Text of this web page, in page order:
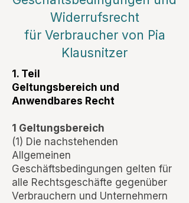
Widerrufsrecht
für Verbraucher von Pia
Klausnitzer
1. Teil
Geltungsbereich und
Anwendbares Recht
1 Geltungsbereich
(1) Die nachstehenden
Allgemeinen
Geschäftsbedingungen gelten für
alle Rechtsgeschäfte gegenüber
Verbrauchern und Unternehmern